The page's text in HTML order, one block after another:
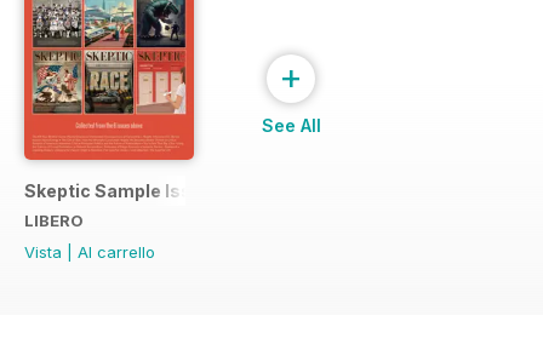
Skeptic Sample Issue 2023
LIBERO
Vista
Al carrello
+
See All